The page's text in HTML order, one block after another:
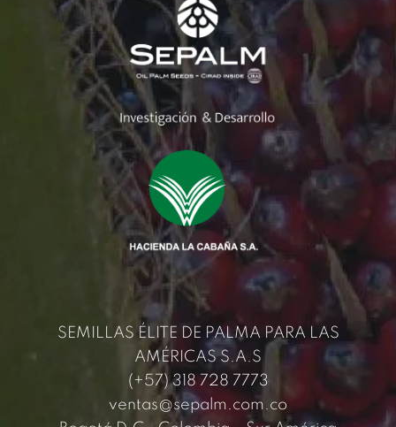
SEMILLAS ÉLITE DE PALMA PARA LAS
AMÉRICAS S.A.S
(+57) 318 728 7773
ventas@sepalm.com.co